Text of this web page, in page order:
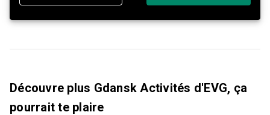
Découvre plus Gdansk Activités d'EVG, ça
pourrait te plaire